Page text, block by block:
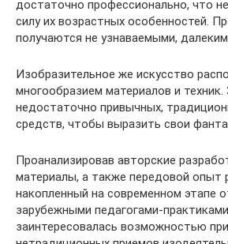
достаточно профессионально, что
силу их возрастных особенностей.
получаются не узнаваемыми,
Изобразительное же искусство
многообразием материалов и
недостаточно привычных,
средств, чтобы выразить свои
Проанализировав авторские
материалы, а также передовой опыт
накопленный на современном этапе
зарубежными педагогами-
заинтересовалась возможностью